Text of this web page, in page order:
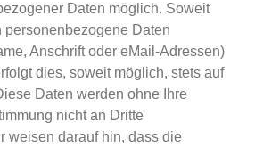
Daten möglich. Soweit
personenbezogene Daten
Anschrift oder eMail-Adressen)
dies, soweit möglich, stets auf
Daten werden ohne Ihre
nicht an Dritte
weisen darauf hin, dass die